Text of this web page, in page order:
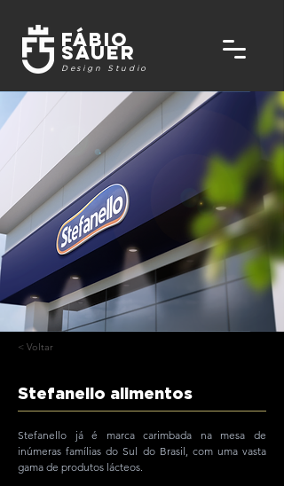
Design Studio
FÁbio
Sauer
< Voltar
Stefanello alimentos
Stefanello já é marca carimbada na mesa de
inúmeras famílias do Sul do Brasil, com uma vasta
gama de produtos lácteos.